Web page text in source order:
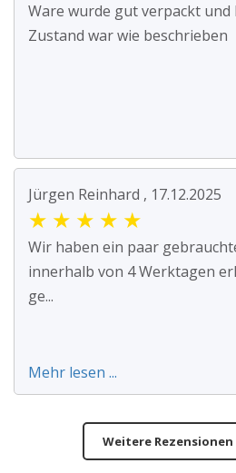
Ware wurde gut verpackt und
Zustand war wie beschrieben
Jürgen Reinhard , 17.12.2025
★ ★ ★ ★ ★
Wir haben ein paar
innerhalb von 4 Werktagen
ge...
Mehr lesen ...
Weitere